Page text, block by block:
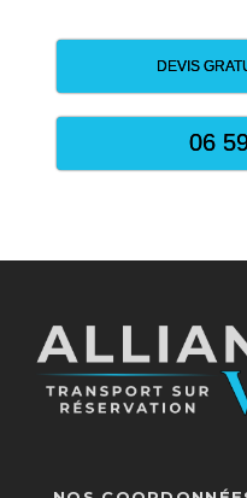
DEVIS
06